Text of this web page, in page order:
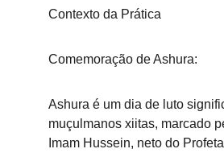
Contexto da Prática
Comemoração de Ashura:
Ashura é um dia de luto
muçulmanos xiitas, marcado
Imam Hussein, neto do